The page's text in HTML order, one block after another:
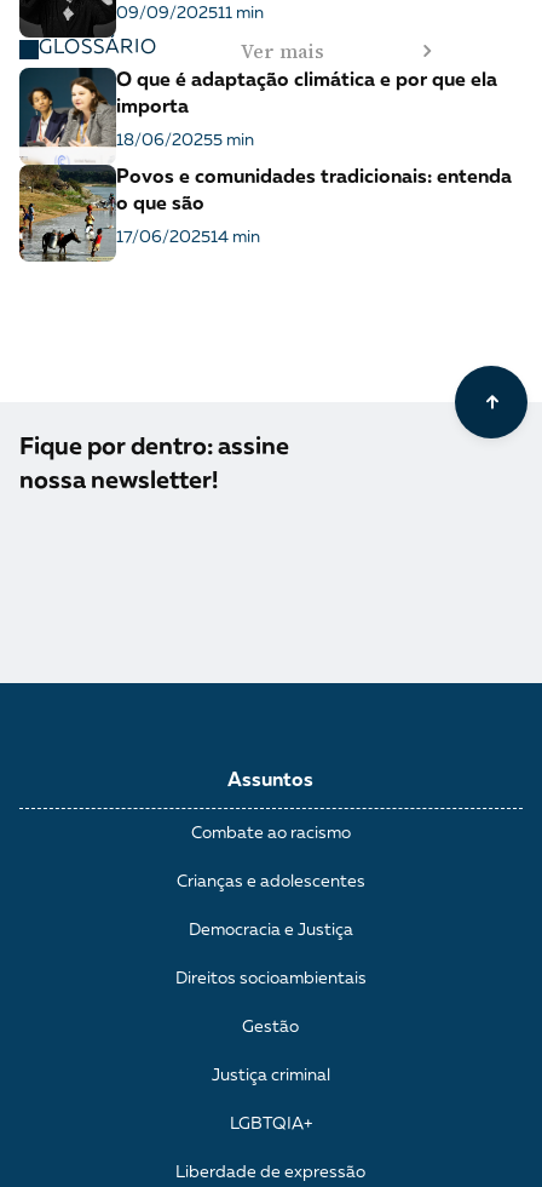
09/09/202511 min
GLOSSÁRIO Ver mais
O que é adaptação climática e por que ela
importa
18/06/20255 min
Povos e comunidades tradicionais: entenda
o que são
17/06/202514 min
Fique por dentro: assine
nossa newsletter!
Assuntos
Combate ao racismo
Crianças e adolescentes
Democracia e Justiça
Direitos socioambientais
Gestão
Justiça criminal
LGBTQIA+
Liberdade de expressão